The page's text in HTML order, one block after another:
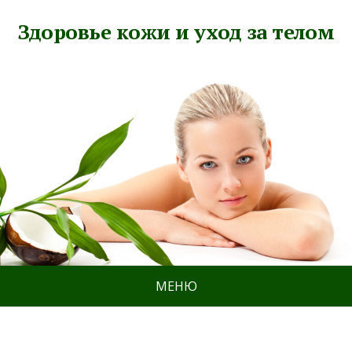
Здоровье кожи и уход за телом
МЕНЮ